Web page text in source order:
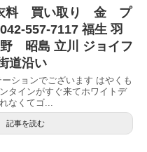
料 買い取り 金 プ
557-7117 福生 羽
昭島 立川 ジョイフ
道沿い
ションでございます はやくも
タインがすぐ来てホワイトデ
なくてゴ...
記事を読む